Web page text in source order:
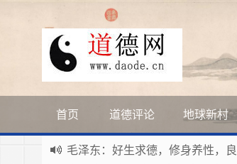
首页 道德评论 地球新村
毛泽东：好生求德，修身养性，